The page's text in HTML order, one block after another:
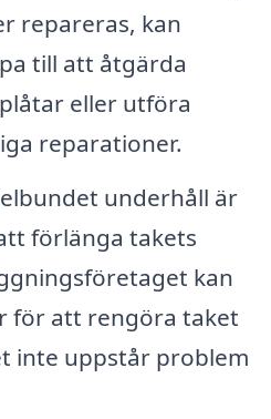
repareras, kan
till att åtgärda
eller utföra
reparationer.
underhåll är
förlänga takets
kan
för att rengöra taket
inte uppstår problem